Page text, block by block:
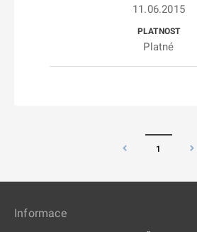
11.06.2015
Platné
1
Informace